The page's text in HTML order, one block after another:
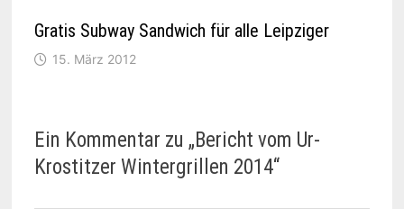
Gratis Subway Sandwich für alle Leipziger
15. März 2012
Ein Kommentar zu „Bericht vom Ur-
Krostitzer Wintergrillen 2014“